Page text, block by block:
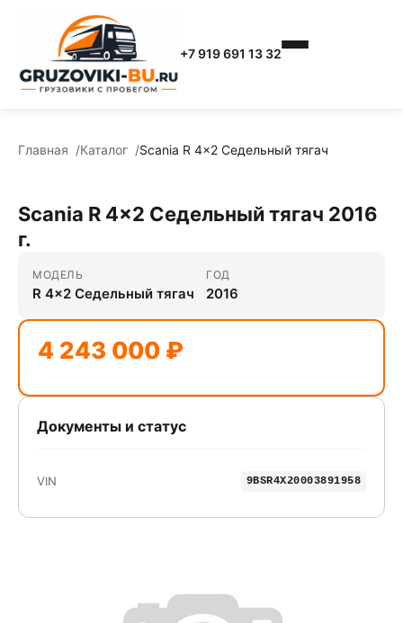
+7 919 691 13 32
Главная Каталог Scania R 4x2 Седельный тягач
Scania R 4x2 Седельный тягач 2016
г.
МОДЕЛЬ
R 4x2 Седельный тягач
ГОД
2016
4 243 000 ₽
Документы и статус
VIN 9BSR4X20003891958